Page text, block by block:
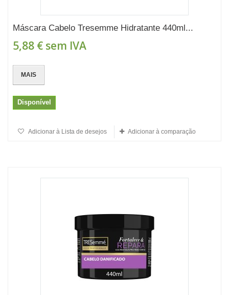
Máscara Cabelo Tresemme Hidratante 440ml...
5,88 € sem IVA
MAIS
Disponível
Adicionar à Lista de desejos Adicionar à comparação